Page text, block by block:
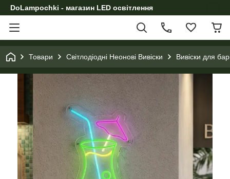
DoLampochki - магазин LED освітлення
Товари Світлодіодні Неонові Вивіски Вивіски для